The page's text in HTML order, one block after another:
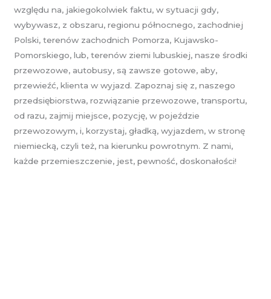
względu na, jakiegokolwiek faktu, w sytuacji gdy,
wybywasz, z obszaru, regionu północnego, zachodniej
Polski, terenów zachodnich Pomorza, Kujawsko-
Pomorskiego, lub, terenów ziemi lubuskiej, nasze środki
przewozowe, autobusy, są zawsze gotowe, aby,
przewieźć, klienta w wyjazd. Zapoznaj się z, naszego
przedsiębiorstwa, rozwiązanie przewozowe, transportu,
od razu, zajmij miejsce, pozycję, w pojeździe
przewozowym, i, korzystaj, gładką, wyjazdem, w stronę
niemiecką, czyli też, na kierunku powrotnym. Z nami,
każde przemieszczenie, jest, pewność, doskonałości!